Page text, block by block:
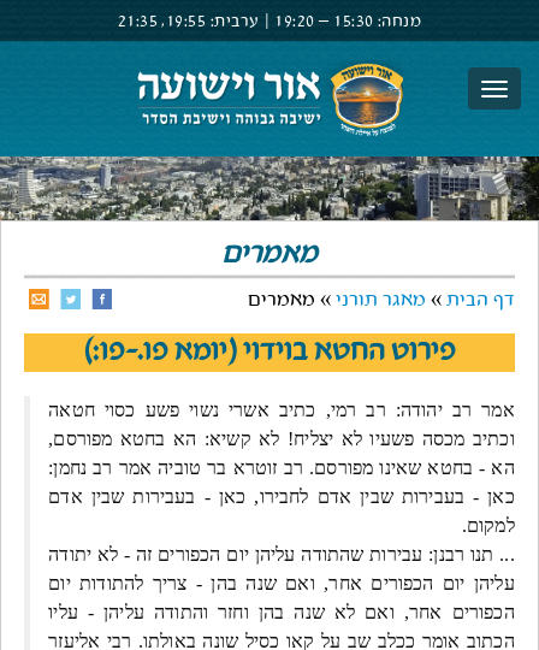
מנחה: 15:30 –
19:20 ערבית: 19:55,
21:35
מאמרים
דף הבית » מאגר תורני » מאמרים
פירוט החטא בוידוי (יומא פו.-פו:)
אמר רב יהודה: רב רמי, כתיב אשרי נשוי פשע כסוי חטאה
וכתיב מכסה פשעיו לא יצליח! לא קשיא: הא בחטא מפורסם,
הא - בחטא שאינו מפורסם. רב זוטרא בר טוביה אמר רב נחמן:
כאן - בעבירות שבין אדם לחבירו, כאן - בעבירות שבין אדם
למקום.
... תנו רבנן: עבירות שהתודה עליהן יום הכפורים זה - לא יתודה
עליהן יום הכפורים אחר, ואם שנה בהן - צריך להתודות יום
הכפורים אחר, ואם לא שנה בהן וחזר והתודה עליהן - עליו
הכתוב אומר ככלב שב על קאו כסיל שונה באולתו. רבי אליעזר